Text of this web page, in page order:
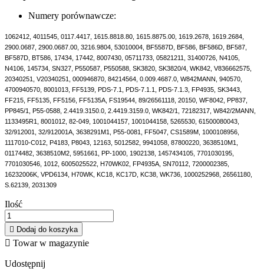
Numery porównawcze:
1062412, 4011545, 0117.4417, 1615.8818.80, 1615.8875.00, 1619.2678, 1619.2684,
2900.0687, 2900.0687.00, 3216.9804, 53010004, BF5587D, BF586, BF586D, BF587,
BF587D, BT586, 17434, 17442, 8007430, 05711733, 05821211, 31400726, N4105,
N4106, 145734, SN327, P550587, P550588, SK3820, SK3820/4, WK842, V836662575,
20340251, V20340251, 000946870, 84214564, 0.009.4687.0, W842MANN, 940570,
4700940570, 8001013, FF5139, PDS-7.1, PDS-7.1.1, PDS-7.1.3, FP4935, SK3443,
FF215, FF5135, FF5156, FF5135A, FS19544, 89/26561118, 20150, WF8042, PP837,
PP845/1, P55-0588, 2.4419.3150.0, 2.4419.3159.0, WK842/1, 72182317, W842/2MANN,
1133495R1, 8001012, 82-049, 1001044157, 1001044158, 5265530, 61500080043,
32/912001, 32/912001A, 3638291M1, P55-0081, FF5047, CS1589M, 1000108956,
1117010-C012, P4183, P8043, 12163, 5012582, 9941058, 87800220, 3638510M1,
01174482, 3638510M2, 5951661, PP-1000, 1902138, 1457434105, 7701030195,
7701030546, 1012, 6005025522, H70WK02, FP4935A, SN70112, 7200002385,
16232006K, VPD6134, H70WK, KC18, KC17D, KC38, WK736, 1000252968, 26561180,
S.62139, 2031309
Ilość
 Dodaj do koszyka
 Towar w magazynie
Udostępnij